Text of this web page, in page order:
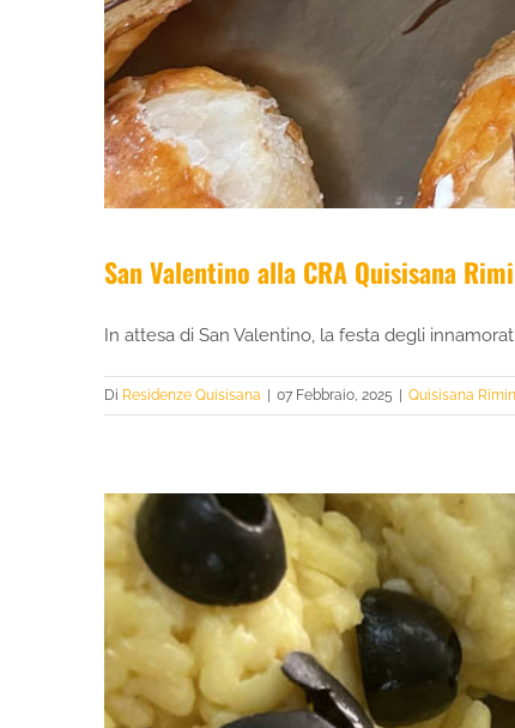
San Valentino alla CRA Quisisana
In attesa di San Valentino, la festa degli
Di Residenze Quisisana 07 Febbraio, 2025 Quisisana